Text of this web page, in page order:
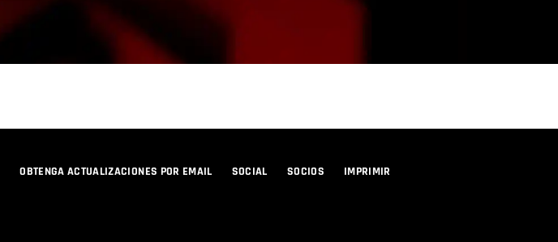
OBTENGA ACTUALIZACIONES POR EMAIL SOCIAL SOCIOS
IMPRIMIR